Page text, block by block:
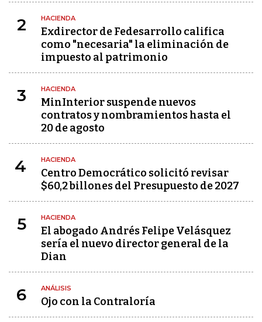
2 HACIENDA
Exdirector de Fedesarrollo califica
como "necesaria" la eliminación de
impuesto al patrimonio
3 HACIENDA
MinInterior suspende nuevos
contratos y nombramientos hasta el
20 de agosto
4 HACIENDA
Centro Democrático solicitó revisar
$60,2 billones del Presupuesto de 2027
5 HACIENDA
El abogado Andrés Felipe Velásquez
sería el nuevo director general de la
Dian
6 ANÁLISIS
Ojo con la Contraloría